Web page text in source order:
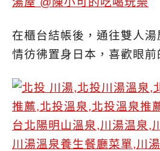
在櫃台結帳後，通往雙人
情彷彿置身日本，喜歡眼前